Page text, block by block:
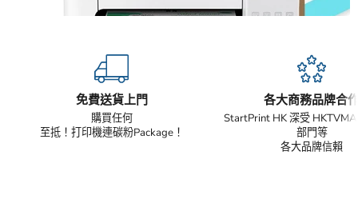
免費送貨上門
購買任何
至抵！打印機連碳粉Package！
各大商務品牌合
StartPrint HK 深受
部門等
各大品牌信賴